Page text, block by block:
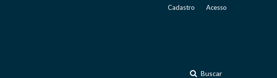
Buscar
Cadastro Acesso